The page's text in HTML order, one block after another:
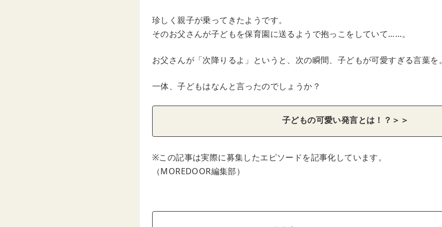
珍しく親子が乗ってきたようです。
そのお父さんが子どもを保育園に送るようで抱っこをしていて……。
お父さんが「次降りるよ」というと、次の瞬間、子どもが可愛すぎる言葉を。
一体、子どもはなんと言ったのでしょうか？
子どもの可愛い発言とは！？＞＞
※この記事は実際に募集したエピソードを記事化しています。
（MOREDOOR編集部）